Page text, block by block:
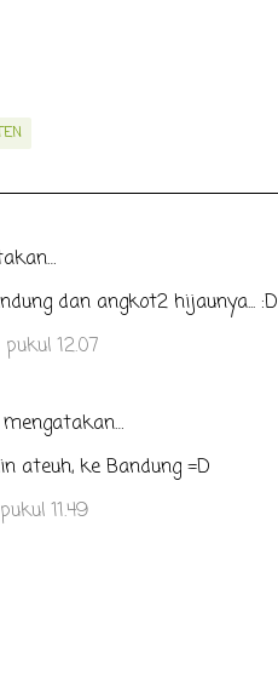
dan angkot2 hijaunya... :D
12.07
ateuh, ke Bandung =D
11.49